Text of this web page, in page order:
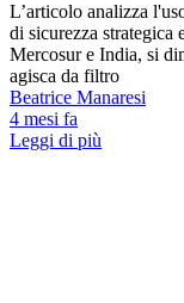
L’articolo analizza
di sicurezza strategica
Mercosur e India, si
agisca da filtro
Beatrice Manaresi
4 mesi fa
Leggi di più